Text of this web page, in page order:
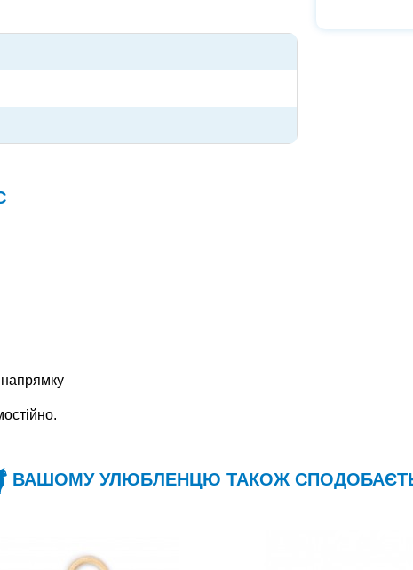
ВАШОМУ УЛЮБЛЕНЦЮ ТАКОЖ